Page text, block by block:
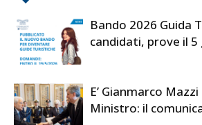
Bando 2026 Guida
candidati, prove il 5
E’ Gianmarco
Ministro: il